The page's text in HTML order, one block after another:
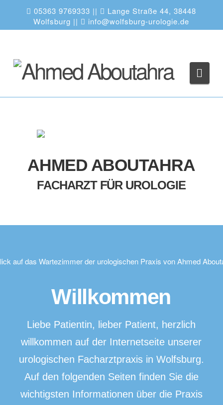
05363 9769333 ||
Lange Straße 44, 38448
Wolfsburg ||
info@wolfsburg-urologie.de
AHMED ABOUTAHRA
FACHARZT FÜR UROLOGIE
Willkommen
Liebe Patientin, lieber Patient, herzlich
willkommen auf der Internetseite unserer
urologischen Facharztpraxis in Wolfsburg.
Auf den folgenden Seiten finden Sie die
wichtigsten Informationen über die Praxis